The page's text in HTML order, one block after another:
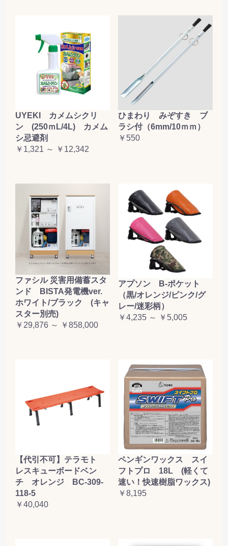
UYEKI カメムシクリ
ン (250ｍL/4L) カメム
シ忌避剤
￥1,321 ～ ￥12,342
ひまわり みぞすき ブ
ラシ付（6mm/10ｍｍ）
￥550
ファシル 災害用備蓄スタ
ンド BISTA発電機ver.
ホワイト/ブラック (キャ
スター別売)
￥29,876 ～ ￥858,000
アプソン B-ポケット
（黒/オレンジ/ピンク/グ
レー/迷彩柄）
￥4,235 ～ ￥5,005
【代引不可】テラモト
レスキューボードベン
チ オレンジ BC-309-
118-5
￥40,040
ペンギンワックス スイ
フトプロ 18L (軽くて
速い！快速樹脂ワックス)
￥8,195